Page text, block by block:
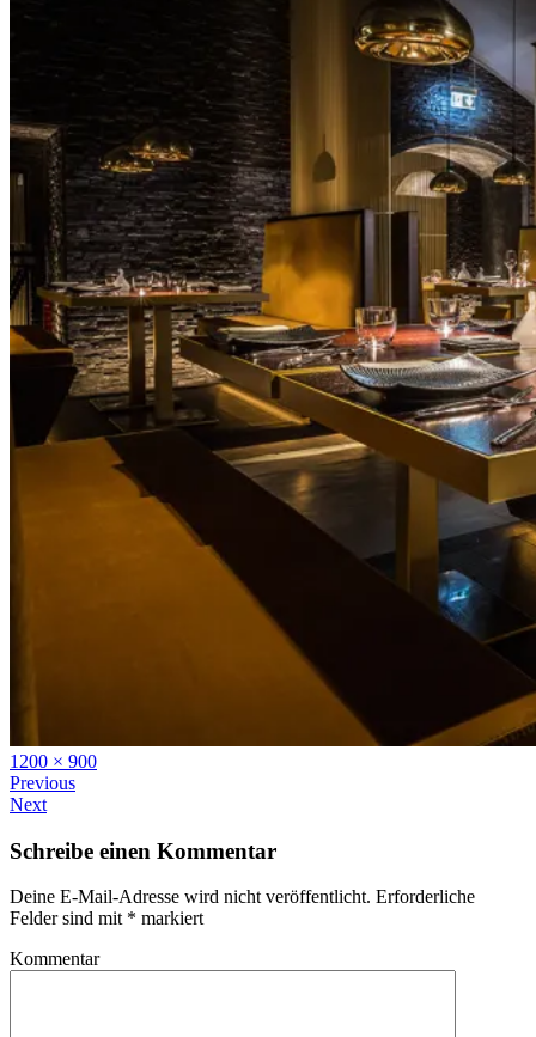
Full
size
1200 × 900
Previous
Next
Schreibe einen Kommentar
Deine E-Mail-Adresse wird nicht veröffentlicht. Erforderliche
Felder sind mit * markiert
Kommentar